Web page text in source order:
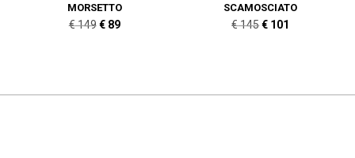
MORSETTO
€149 Il
€89Il
SCAMOSCIATO
€145Il
€ 101